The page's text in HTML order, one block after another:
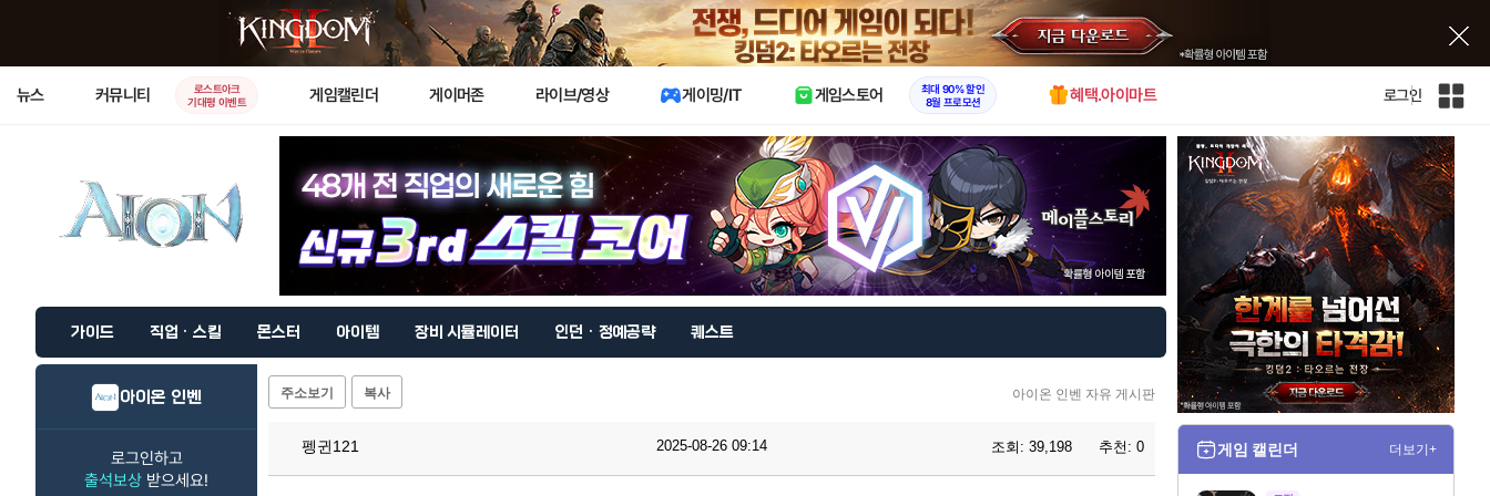
X
뉴스 커뮤니티
로스트아크
기대평 이벤트
게임캘린더 게이머존 라이브/영상 게이밍/IT 게임스토어
최대 90% 할인
8월 프로모션
혜택.아이마트 로그인
인
전
체
사
이
트
맵
가이드 직업 · 스킬 몬스터 아이템 장비 시뮬레이터 인던 · 정예공략 퀘스트
아이온 인벤
로그인하고
출석보상 받으세요!
주소보기 복사 아이온 인벤 자유 게시판
펭귄121 2025-08-26 09:14 조회: 39,198 추천: 0 게임 캘린더 더보기+